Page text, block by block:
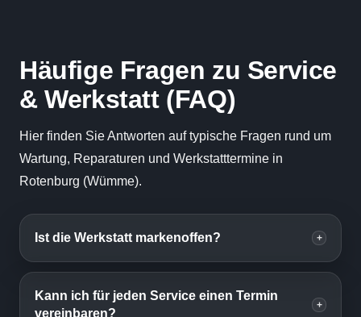
Häufige Fragen zu Service
& Werkstatt (FAQ)
Hier finden Sie Antworten auf typische Fragen rund um
Wartung, Reparaturen und Werkstatttermine in
Rotenburg (Wümme).
Ist die Werkstatt markenoffen? +
Kann ich für jeden Service einen Termin
vereinbaren?
+